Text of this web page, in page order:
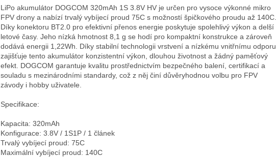
LiPo akumulátor DOGCOM 320mAh 1S 3.8V HV je určen pro vysoce výkonné mikro
FPV drony a nabízí trvalý vybíjecí proud 75C s možností špičkového proudu až 140C.
Díky konektoru BT2.0 pro efektivní přenos energie poskytuje spolehlivý výkon a delší
letové časy. Jeho nízká hmotnost 8,1 g se hodí pro kompaktní konstrukce a zároveň
dodává energii 1,22Wh. Díky stabilní technologii vrstvení a nízkému vnitřnímu odporu
zajišťuje tento akumulátor konzistentní výkon, dlouhou životnost a žádný paměťový
efekt. DOGCOM garantuje kvalitu prostřednictvím bezpečného balení, certifikací a
souladu s mezinárodními standardy, což z něj činí důvěryhodnou volbu pro FPV
závody i hobby uživatele.
Specifikace:
Kapacita: 320mAh
Konfigurace: 3.8V / 1S1P / 1 článek
Trvalý vybíjecí proud: 75C
Maximální vybíjecí proud: 140C